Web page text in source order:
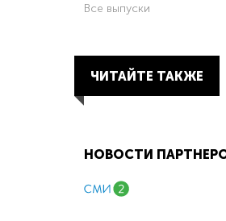
Все выпуски
ЧИТАЙТЕ ТАКЖЕ
НОВОСТИ